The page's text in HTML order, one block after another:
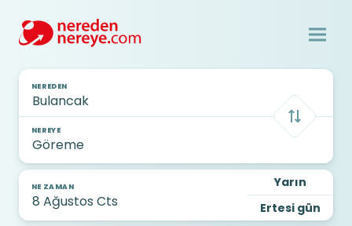
NEREDEN
NEREYE
NE ZAMAN
Yarın
Ertesi gün